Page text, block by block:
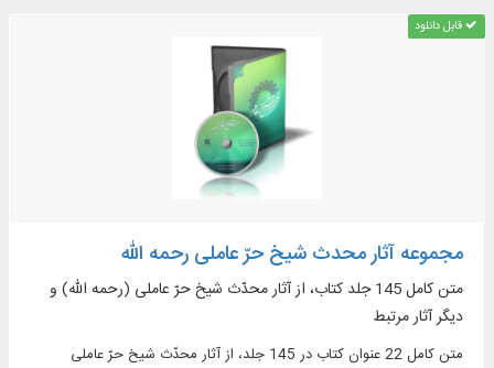
قابل دانلود
مجموعه آثار محدث شیخ حرّ عاملی رحمه الله
متن کامل 145 جلد کتاب، از آثار محدّث شیخ حرّ عاملی (رحمه الله) و
دیگر آثار مرتبط
متن کامل 22 عنوان کتاب در 145 جلد، از آثار محدّث شیخ حرّ عاملی